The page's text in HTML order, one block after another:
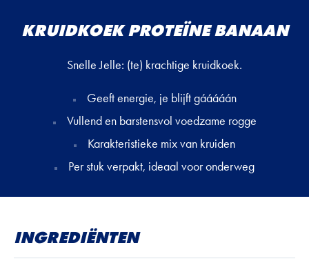
KRUIDKOEK PROTEÏNE BANAAN
Snelle Jelle: (te) krachtige kruidkoek.
Geeft energie, je blijft gááááán
Vullend en barstensvol voedzame rogge
Karakteristieke mix van kruiden
Per stuk verpakt, ideaal voor onderweg
INGREDIËNTEN